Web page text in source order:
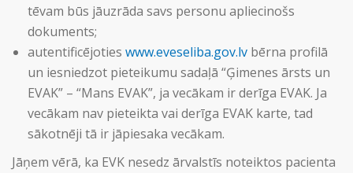
tēvam būs jāuzrāda savs personu apliecinošs
dokuments;
autentificējoties www.eveseliba.gov.lv bērna profilā
un iesniedzot pieteikumu sadaļā “Ģimenes ārsts un
EVAK” – “Mans EVAK”, ja vecākam ir derīga EVAK. Ja
vecākam nav pieteikta vai derīga EVAK karte, tad
sākotnēji tā ir jāpiesaka vecākam.
Jāņem vērā, ka EVK nesedz ārvalstīs noteiktos pacienta